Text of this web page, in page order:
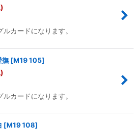
ルカードになります。
撫 [M19 105]
ルカードになります。
[M19 108]